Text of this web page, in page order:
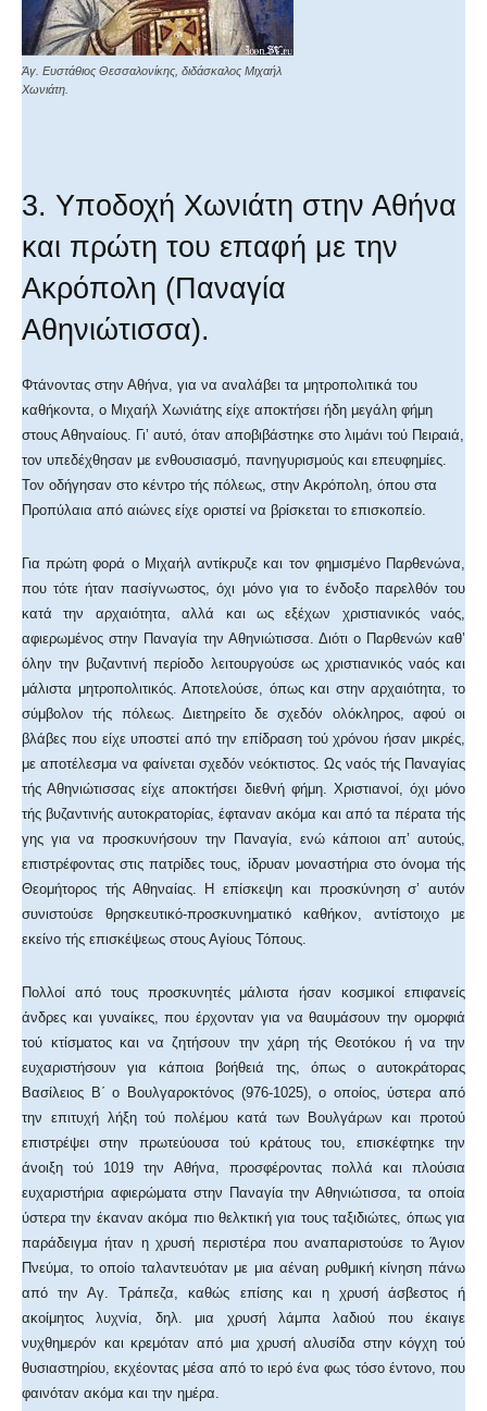
Άγ. Ευστάθιος Θεσσαλονίκης, διδάσκαλος Μιχαήλ
Χωνιάτη.
3. Υποδοχή Χωνιάτη στην Αθήνα
και πρώτη του επαφή με την
Ακρόπολη (Παναγία
Αθηνιώτισσα).
Φτάνοντας στην Αθήνα, για να αναλάβει τα μητροπολιτικά του
καθήκοντα, ο Μιχαήλ Χωνιάτης είχε αποκτήσει ήδη μεγάλη φήμη
στους Αθηναίους. Γι’ αυτό, όταν αποβιβάστηκε στο λιμάνι τού Πειραιά,
τον υπεδέχθησαν με ενθουσιασμό, πανηγυρισμούς και επευφημίες.
Τον οδήγησαν στο κέντρο τής πόλεως, στην Ακρόπολη, όπου στα
Προπύλαια από αιώνες είχε οριστεί να βρίσκεται το επισκοπείο.
Για πρώτη φορά ο Μιχαήλ αντίκρυζε και τον φημισμένο Παρθενώνα,
που τότε ήταν πασίγνωστος, όχι μόνο για το ένδοξο παρελθόν του
κατά την αρχαιότητα, αλλά και ως εξέχων χριστιανικός ναός,
αφιερωμένος στην Παναγία την Αθηνιώτισσα. Διότι ο Παρθενών καθ’
όλην την βυζαντινή περίοδο λειτουργούσε ως χριστιανικός ναός και
μάλιστα μητροπολιτικός. Αποτελούσε, όπως και στην αρχαιότητα, το
σύμβολον τής πόλεως. Διετηρείτο δε σχεδόν ολόκληρος, αφού οι
βλάβες που είχε υποστεί από την επίδραση τού χρόνου ήσαν μικρές,
με αποτέλεσμα να φαίνεται σχεδόν νεόκτιστος. Ως ναός τής Παναγίας
τής Αθηνιώτισσας είχε αποκτήσει διεθνή φήμη. Χριστιανοί, όχι μόνο
τής βυζαντινής αυτοκρατορίας, έφταναν ακόμα και από τα πέρατα τής
γης για να προσκυνήσουν την Παναγία, ενώ κάποιοι απ’ αυτούς,
επιστρέφοντας στις πατρίδες τους, ίδρυαν μοναστήρια στο όνομα τής
Θεομήτορος τής Αθηναίας. Η επίσκεψη και προσκύνηση σ’ αυτόν
συνιστούσε θρησκευτικό-προσκυνηματικό καθήκον, αντίστοιχο με
εκείνο τής επισκέψεως στους Αγίους Τόπους.
Πολλοί από τους προσκυνητές μάλιστα ήσαν κοσμικοί επιφανείς
άνδρες και γυναίκες, που έρχονταν για να θαυμάσουν την ομορφιά
τού κτίσματος και να ζητήσουν την χάρη τής Θεοτόκου ή να την
ευχαριστήσουν για κάποια βοήθειά της, όπως ο αυτοκράτορας
Βασίλειος Β΄ ο Βουλγαροκτόνος (976-1025), ο οποίος, ύστερα από
την επιτυχή λήξη τού πολέμου κατά των Βουλγάρων και προτού
επιστρέψει στην πρωτεύουσα τού κράτους του, επισκέφτηκε την
άνοιξη τού 1019 την Αθήνα, προσφέροντας πολλά και πλούσια
ευχαριστήρια αφιερώματα στην Παναγία την Αθηνιώτισσα, τα οποία
ύστερα την έκαναν ακόμα πιο θελκτική για τους ταξιδιώτες, όπως για
παράδειγμα ήταν η χρυσή περιστέρα που αναπαριστούσε το Άγιον
Πνεύμα, το οποίο ταλαντευόταν με μια αέναη ρυθμική κίνηση πάνω
από την Αγ. Τράπεζα, καθώς επίσης και η χρυσή άσβεστος ή
ακοίμητος λυχνία, δηλ. μια χρυσή λάμπα λαδιού που έκαιγε
νυχθημερόν και κρεμόταν από μια χρυσή αλυσίδα στην κόγχη τού
θυσιαστηρίου, εκχέοντας μέσα από το ιερό ένα φως τόσο έντονο, που
φαινόταν ακόμα και την ημέρα.